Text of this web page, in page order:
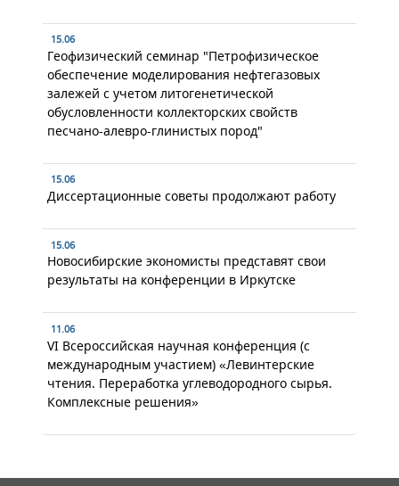
15.06
Геофизический семинар "Петрофизическое
обеспечение моделирования нефтегазовых
залежей с учетом литогенетической
обусловленности коллекторских свойств
песчано-алевро-глинистых пород"
15.06
Диссертационные советы продолжают работу
15.06
Новосибирские экономисты представят свои
результаты на конференции в Иркутске
11.06
VI Всероссийская научная конференция (с
международным участием) «Левинтерские
чтения. Переработка углеводородного сырья.
Комплексные решения»